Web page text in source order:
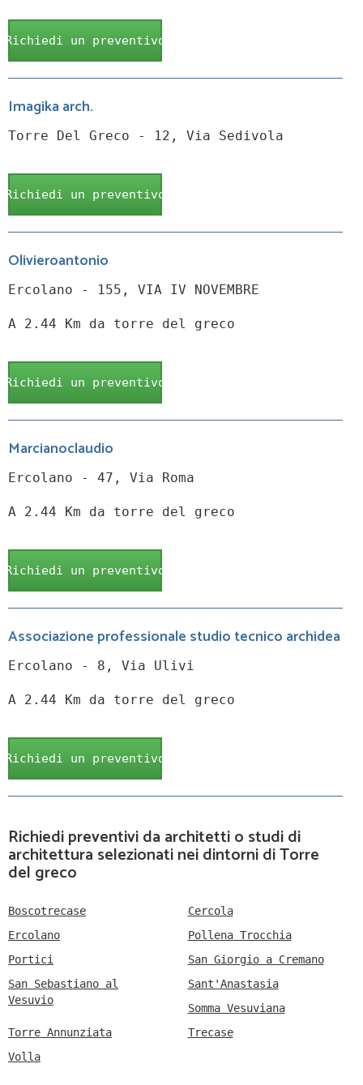
Richiedi un preventivo
Imagika arch.
Torre Del Greco - 12, Via Sedivola
Richiedi un preventivo
Olivieroantonio
Ercolano - 155, VIA IV NOVEMBRE
A 2.44 Km da torre del greco
Richiedi un preventivo
Marcianoclaudio
Ercolano - 47, Via Roma
A 2.44 Km da torre del greco
Richiedi un preventivo
Associazione professionale studio tecnico archidea
Ercolano - 8, Via Ulivi
A 2.44 Km da torre del greco
Richiedi un preventivo
Richiedi preventivi da architetti o studi di
architettura selezionati nei dintorni di Torre
del greco
Boscotrecase
Cercola
Ercolano
Pollena Trocchia
Portici
San Giorgio a Cremano
San Sebastiano al
Vesuvio
Sant'Anastasia
Somma Vesuviana
Torre Annunziata
Trecase
Volla